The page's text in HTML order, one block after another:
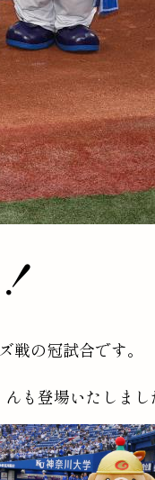
の冠試合です。
も登場いたしま